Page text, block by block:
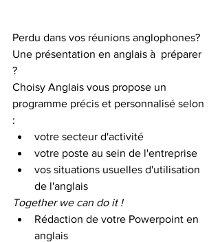
Perdu dans vos réunions anglophones?
Une présentation en anglais à  préparer
?
Choisy Anglais vous propose un
programme précis et personnalisé selon
:
votre secteur d'activité
votre poste au sein de l'entreprise
vos situations usuelles d'utilisation
de l'anglais
Together we can do it !
Rédaction de votre Powerpoint en
anglais